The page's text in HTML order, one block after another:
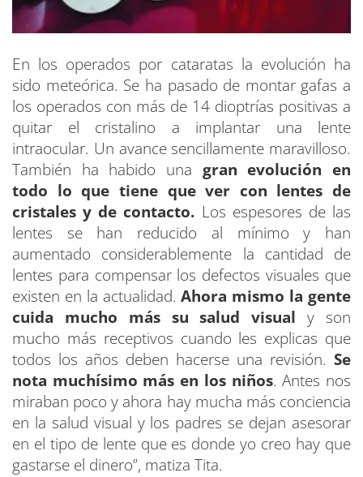
En los operados por cataratas la evolución ha
sido meteórica. Se ha pasado de montar gafas a
los operados con más de 14 dioptrías positivas a
quitar el cristalino a implantar una lente
intraocular. Un avance sencillamente maravilloso.
También ha habido una gran evolución en
todo lo que tiene que ver con lentes de
cristales y de contacto. Los espesores de las
lentes se han reducido al mínimo y han
aumentado considerablemente la cantidad de
lentes para compensar los defectos visuales que
existen en la actualidad.Ahora mismo la gente
cuida mucho más su salud visual y son
mucho más receptivos cuando les explicas que
todos los años deben hacerse una revisión. Se
nota muchísimo más en los niños. Antes nos
miraban poco y ahora hay mucha más conciencia
en la salud visual y los padres se dejan asesorar
en el tipo de lente que es donde yo creo hay que
gastarse el dinero”, matiza Tita.